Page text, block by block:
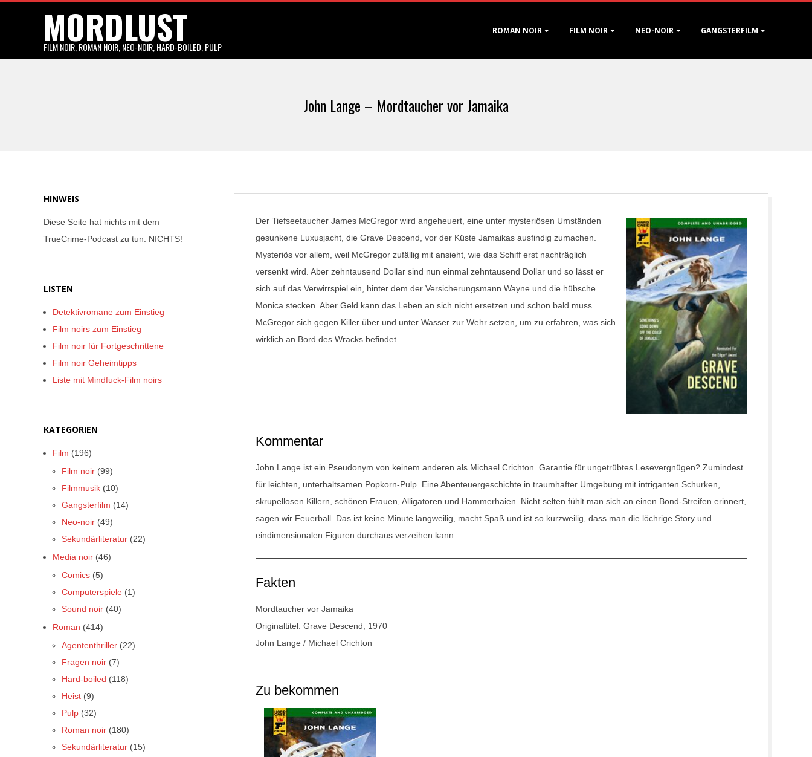
MORDLUST
FILM NOIR, ROMAN NOIR, NEO-NOIR, HARD-BOILED, PULP
ROMAN NOIR FILM NOIR NEO-NOIR GANGSTERFILM
John Lange – Mordtaucher vor Jamaika
Der Tiefseetaucher James McGregor wird angeheuert, eine unter mysteriösen Umständen
gesunkene Luxusjacht, die Grave Descend, vor der Küste Jamaikas ausfindig zumachen.
Mysteriös vor allem, weil McGregor zufällig mit ansieht, wie das Schiff erst nachträglich
versenkt wird. Aber zehntausend Dollar sind nun einmal zehntausend Dollar und so lässt er
sich auf das Verwirrspiel ein, hinter dem der Versicherungsmann Wayne und die hübsche
Monica stecken. Aber Geld kann das Leben an sich nicht ersetzen und schon bald muss
McGregor sich gegen Killer über und unter Wasser zur Wehr setzen, um zu erfahren, was sich
wirklich an Bord des Wracks befindet.
Kommentar
John Lange ist ein Pseudonym von keinem anderen als Michael Crichton. Garantie für ungetrübtes Lesevergnügen? Zumindest
für leichten, unterhaltsamen Popkorn-Pulp. Eine Abenteuergeschichte in traumhafter Umgebung mit intriganten Schurken,
skrupellosen Killern, schönen Frauen, Alligatoren und Hammerhaien. Nicht selten fühlt man sich an einen Bond-Streifen erinnert,
sagen wir Feuerball . Das ist keine Minute langweilig, macht Spaß und ist so kurzweilig, dass man die löchrige Story und
eindimensionalen Figuren durchaus verzeihen kann.
Fakten
Mordtaucher vor Jamaika
Originaltitel: Grave Descend, 1970
John Lange / Michael Crichton
Zu bekommen
HINWEIS
Diese Seite hat nichts mit dem
TrueCrime-Podcast zu tun. NICHTS!
LISTEN
Detektivromane zum Einstieg
Film noirs zum Einstieg
Film noir für Fortgeschrittene
Film noir Geheimtipps
Liste mit Mindfuck-Film noirs
KATEGORIEN
Film (196)
Film noir (99)
Filmmusik (10)
Gangsterfilm (14)
Neo-noir (49)
Sekundärliteratur (22)
Media noir (46)
Comics (5)
Computerspiele (1)
Sound noir (40)
Roman (414)
Agententhriller (22)
Fragen noir (7)
Hard-boiled (118)
Heist (9)
Pulp (32)
Roman noir (180)
Sekundärliteratur (15)